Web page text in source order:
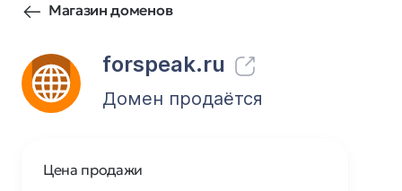
Магазин доменов
forspeak.ru
Домен продаётся
Цена продажи